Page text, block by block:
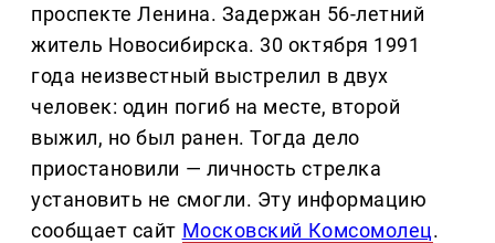
проспекте Ленина. Задержан 56-летний
житель Новосибирска. 30 октября 1991
года неизвестный выстрелил в двух
человек: один погиб на месте, второй
выжил, но был ранен. Тогда дело
приостановили — личность стрелка
установить не смогли. Эту информацию
сообщает сайт Московский Комсомолец.